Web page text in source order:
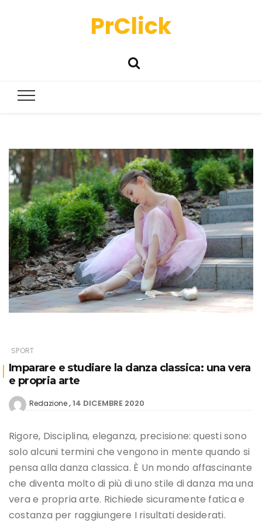
PrClick
SPORT
Imparare e studiare la danza classica: una vera
e propria arte
Redazione 14 DICEMBRE 2020
Rigore, Disciplina, eleganza, precisione: questi sono
solo alcuni termini che vengono in mente quando si
pensa alla danza classica. È Un mondo affascinante
che diventa molto di più di uno stile di danza ma una
vera e propria arte. Richiede sicuramente fatica e
costanza per raggiungere I risultati desiderati.